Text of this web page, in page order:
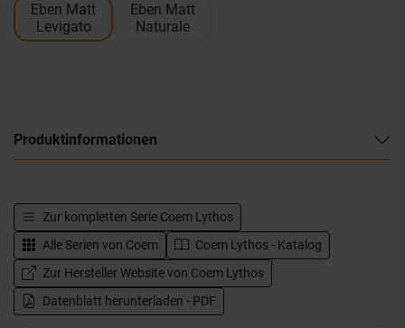
Eben Matt
Levigato
Eben Matt
Naturale
Produktinformationen
Zur kompletten Serie Coem Lythos
Alle Serien von Coem
Coem Lythos - Katalog
Zur Hersteller Website von Coem Lythos
Datenblatt herunterladen - PDF